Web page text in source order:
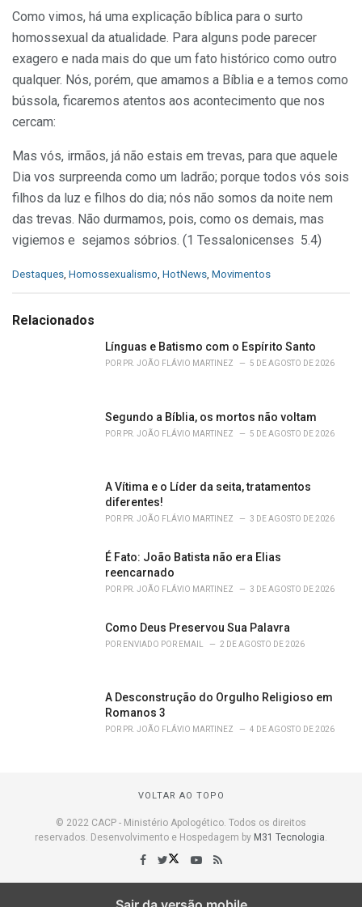
Como vimos, há uma explicação bíblica para o surto
homossexual da atualidade. Para alguns pode parecer
exagero e nada mais do que um fato histórico como outro
qualquer. Nós, porém, que amamos a Bíblia e a temos como
bússola, ficaremos atentos aos acontecimento que nos
cercam:
Mas vós, irmãos, já não estais em trevas, para que aquele
Dia vos surpreenda como um ladrão; porque todos vós sois
filhos da luz e filhos do dia; nós não somos da noite nem
das trevas. Não durmamos, pois, como os demais, mas
vigiemos e sejamos sóbrios. (1 Tessalonicenses 5.4)
C
e
Destaques Homossexualismo HotNews Movimentos
Relacionados
Línguas e Batismo com o Espírito Santo
POR PR. JOÃO FLÁVIO MARTINEZ 5 DE AGOSTO DE 2026
Segundo a Bíblia, os mortos não voltam
POR PR. JOÃO FLÁVIO MARTINEZ 5 DE AGOSTO DE 2026
A Vítima e o Líder da seita, tratamentos
diferentes!
POR PR. JOÃO FLÁVIO MARTINEZ 3 DE AGOSTO DE 2026
É Fato: João Batista não era Elias
reencarnado
POR PR. JOÃO FLÁVIO MARTINEZ 3 DE AGOSTO DE 2026
Como Deus Preservou Sua Palavra
POR ENVIADO POR EMAIL 2 DE AGOSTO DE 2026
A Desconstrução do Orgulho Religioso em
Romanos 3
POR PR. JOÃO FLÁVIO MARTINEZ 4 DE AGOSTO DE 2026
VOLTAR AO TOPO
© 2022 CACP - Ministério Apologético. Todos os direitos
reservados. Desenvolvimento e Hospedagem by M31 Tecnologia.